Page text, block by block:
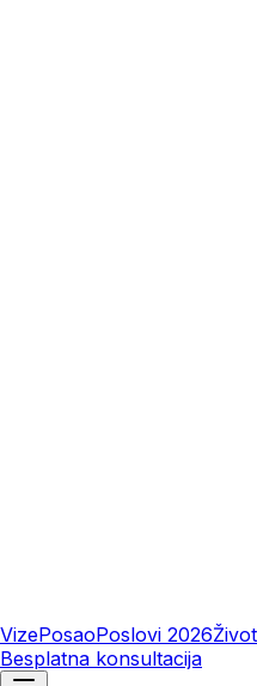
VizePosaoPoslovi 2026
Besplatna konsultacija